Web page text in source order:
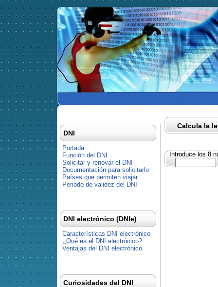
Calcula la
Introduce los 8
DNI
Portada
Función del DNI
Solicitar y renovar el DNI
Documentación para solicitarlo
Países que permiten viajar
Periodo de validez del DNI
DNI electrónico (DNIe)
Características DNI electrónico
¿Qué es el DNI electrónico?
Ventajas del DNI electrónico
Curiosidades del DNI